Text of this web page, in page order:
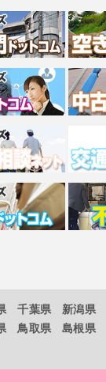
千葉県 新潟県
鳥取県 島根県